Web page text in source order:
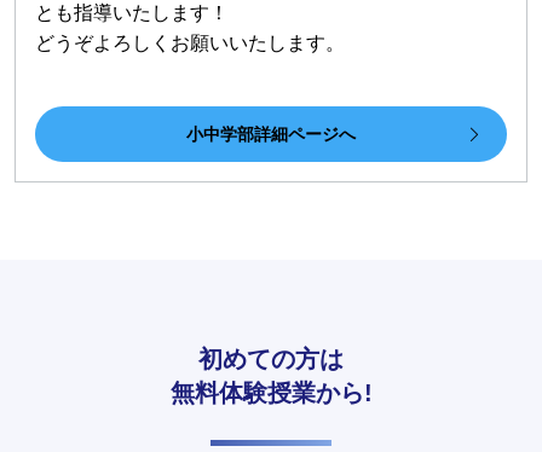
とも指導いたします！
どうぞよろしくお願いいたします。
小中学部詳細ページへ
初めての方は
無料体験授業から!